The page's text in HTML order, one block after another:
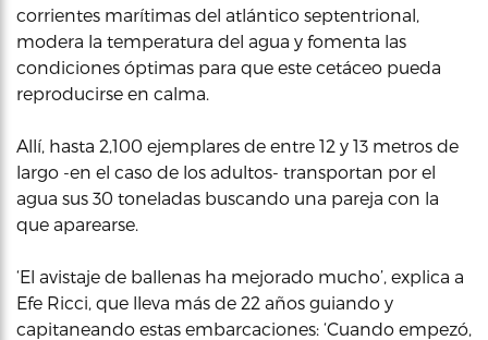
corrientes marítimas del atlántico septentrional,
modera la temperatura del agua y fomenta las
condiciones óptimas para que este cetáceo pueda
reproducirse en calma.
Allí, hasta 2,100 ejemplares de entre 12 y 13 metros de
largo -en el caso de los adultos- transportan por el
agua sus 30 toneladas buscando una pareja con la
que aparearse.
‘El avistaje de ballenas ha mejorado mucho’, explica a
Efe Ricci, que lleva más de 22 años guiando y
capitaneando estas embarcaciones: ‘Cuando empezó,